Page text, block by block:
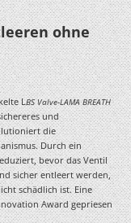
ohne
LBS Valve-LAMA BREATH
und
die
Durch ein
bevor das Ventil
sicher entleert werden,
schädlich ist. Eine
Award gepriesen